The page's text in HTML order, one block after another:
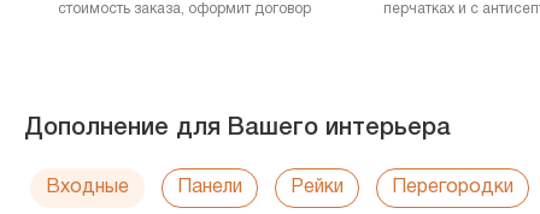
стоимость заказа, оформит договор
перчатках и с
Дополнение для Вашего интерьера
Входные Панели Рейки Перегородки